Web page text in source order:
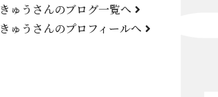
KARMA
きゅうさんのブログ一覧へ
きゅうさんのプロフィールへ